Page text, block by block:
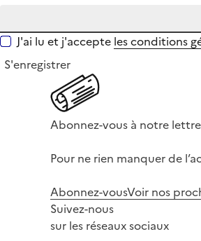
J'ai lu et j'accepte les conditions
S'enregistrer
Abonnez-vous à notre
Pour ne rien manquer de
Abonnez-vousVoir nos
Suivez-nous
sur les réseaux sociaux